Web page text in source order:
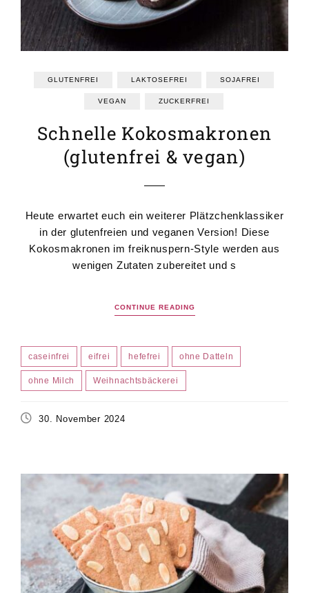
REZEPTEINDEX
GLUTENFREI LAKTOSEFREI SOJAFREI
VEGAN ZUCKERFREI
Schnelle Kokosmakronen
(glutenfrei & vegan)
Heute erwartet euch ein weiterer Plätzchenklassiker
in der glutenfreien und veganen Version! Diese
Kokosmakronen im freiknuspern-Style werden aus
wenigen Zutaten zubereitet und s
CONTINUE READING
caseinfrei eifrei hefefrei ohne Datteln
ohne Milch Weihnachtsbäckerei
30. November 2024